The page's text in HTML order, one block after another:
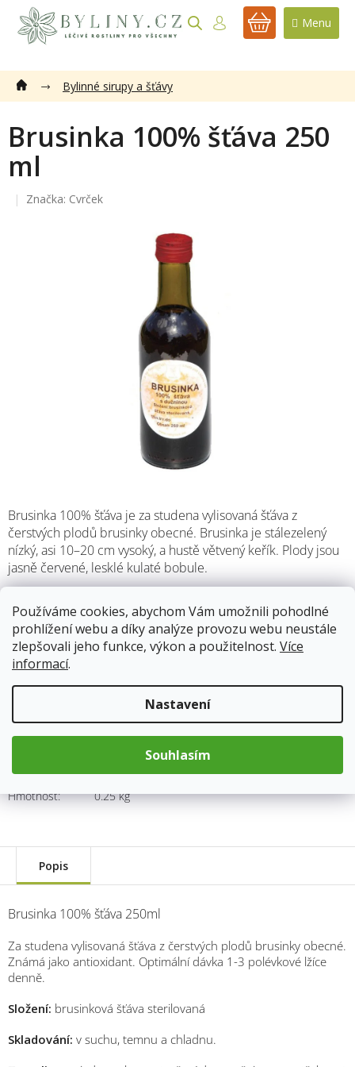
Používáme cookies, abychom Vám umožnili pohodlné
prohlížení webu a díky analýze provozu webu neustále
zlepšovali jeho funkce, výkon a použitelnost. Více
informací.
Nastavení
Souhlasím
obsah
NÁKUPNÍ
Bylinné sirupy a šťávy
Brusinka 100% šťáva 250
ml
Značka: Cvrček
Skladem 13.8.2026
Brusinka 100% šťáva je za studena vylisovaná šťáva z
čerstvých plodů brusinky obecné. Brusinka je stálezelený
nízký, asi 10–20 cm vysoký, a hustě větvený keřík. Plody jsou
jasně červené, lesklé kulaté bobule.
Kategorie:
Bylinné sirupy a šťávy
Hmotnost: 0.25 kg
187 Kč
Přidat do košíku
Popis
Brusinka 100% šťáva 250ml
Za studena vylisovaná šťáva z čerstvých plodů brusinky obecné.
Známá jako antioxidant. Optimální dávka 1-3 polévkové lžíce
denně.
Složení: brusinková šťáva sterilovaná
Skladování: v suchu, temnu a chladnu.